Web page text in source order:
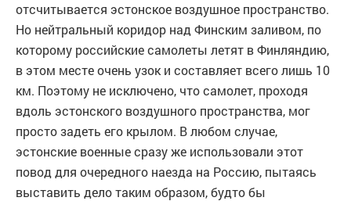
отсчитывается эстонское воздушное пространство.
Но нейтральный коридор над Финским заливом, по
которому российские самолеты летят в Финляндию,
в этом месте очень узок и составляет всего лишь 10
км. Поэтому не исключено, что самолет, проходя
вдоль эстонского воздушного пространства, мог
просто задеть его крылом. В любом случае,
эстонские военные сразу же использовали этот
повод для очередного наезда на Россию, пытаясь
выставить дело таким образом, будто бы